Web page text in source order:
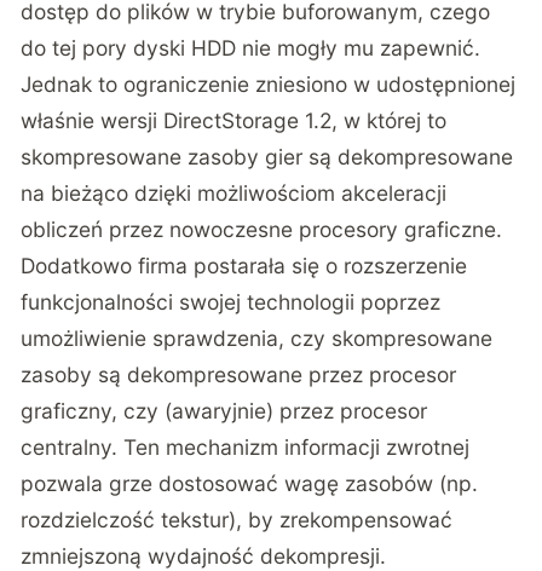
dostęp do plików w trybie buforowanym, czego
do tej pory dyski HDD nie mogły mu zapewnić.
Jednak to ograniczenie zniesiono w udostępnionej
właśnie wersji DirectStorage 1.2, w której to
skompresowane zasoby gier są dekompresowane
na bieżąco dzięki możliwościom akceleracji
obliczeń przez nowoczesne procesory graficzne.
Dodatkowo firma postarała się o rozszerzenie
funkcjonalności swojej technologii poprzez
umożliwienie sprawdzenia, czy skompresowane
zasoby są dekompresowane przez procesor
graficzny, czy (awaryjnie) przez procesor
centralny. Ten mechanizm informacji zwrotnej
pozwala grze dostosować wagę zasobów (np.
rozdzielczość tekstur), by zrekompensować
zmniejszoną wydajność dekompresji.